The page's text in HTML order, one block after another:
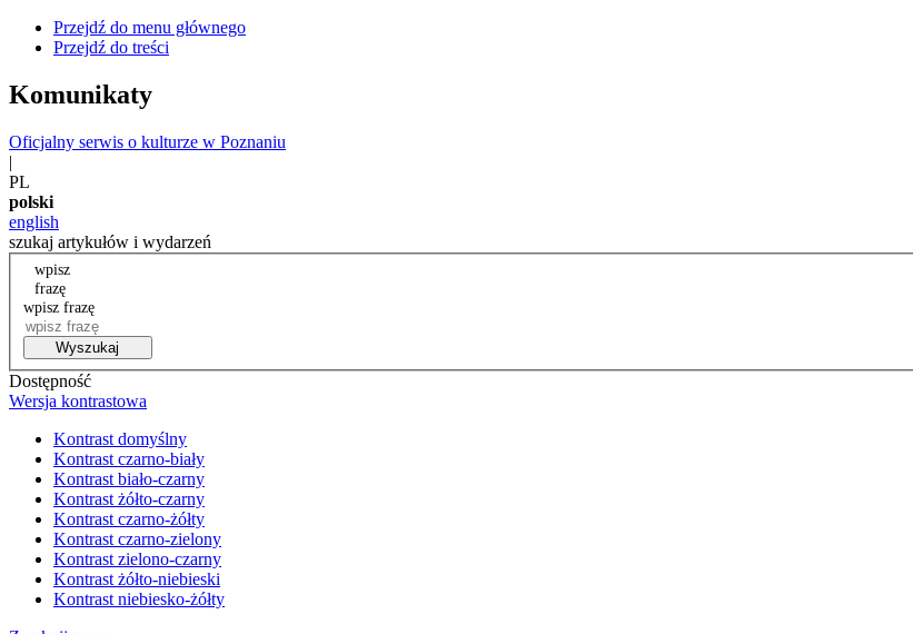
Przejdź do menu głównego
Przejdź do treści
Komunikaty
Oficjalny serwis o kulturze w Poznaniu
|
PL
polski
english
szukaj artykułów i wydarzeń
wpisz
frazę
wpisz frazę
Wyszukaj
Dostępność
Wersja kontrastowa
Kontrast domyślny
Kontrast czarno-biały
Kontrast biało-czarny
Kontrast żółto-czarny
Kontrast czarno-żółty
Kontrast czarno-zielony
Kontrast zielono-czarny
Kontrast żółto-niebieski
Kontrast niebiesko-żółty